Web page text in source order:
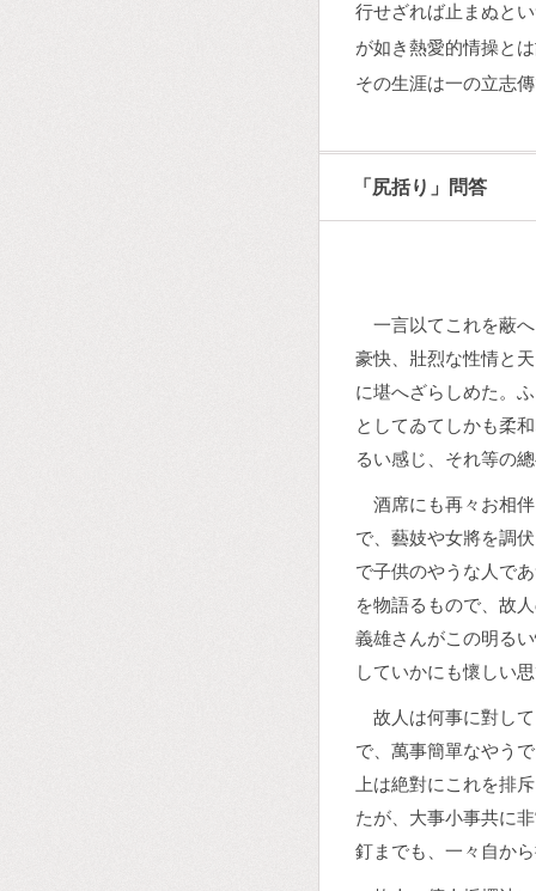
行せざれば止まぬと
が如き熱愛的情操と
その生涯は一の立志
「尻括り」問答
一言以てこれを蔽
豪快、壯烈な性情と
に堪へざらしめた。
としてゐてしかも柔
るい感じ、それ等の
酒席にも再々お相
で、藝妓や女將を調
で子供のやうな人で
を物語るもので、故
義雄さんがこの明る
していかにも懷しい
故人は何事に對し
で、萬事簡單なやう
上は絶對にこれを排
たが、大事小事共に
釘までも、一々自か